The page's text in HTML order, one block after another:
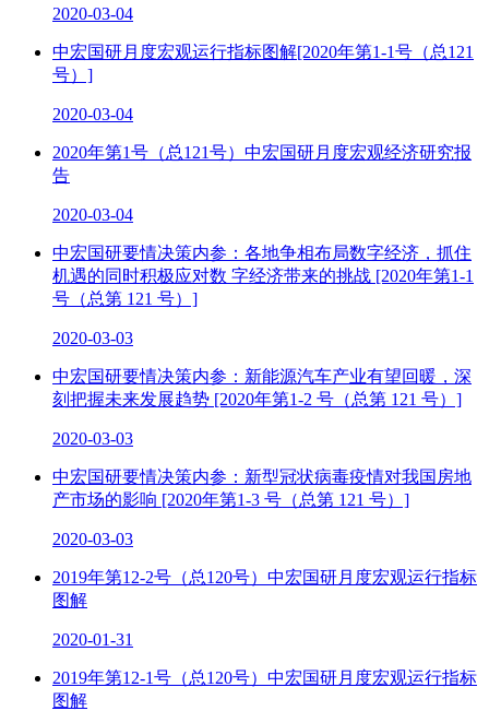
2020-03-04
中宏国研月度宏观运行指标图解[2020年第1-1号（总121
号）]
2020-03-04
2020年第1号（总121号）中宏国研月度宏观经济研究报
告
2020-03-04
中宏国研要情决策内参：各地争相布局数字经济，抓住
机遇的同时积极应对数 字经济带来的挑战 [2020年第1-1
号（总第 121 号）]
2020-03-03
中宏国研要情决策内参：新能源汽车产业有望回暖，深
刻把握未来发展趋势 [2020年第1-2 号（总第 121 号）]
2020-03-03
中宏国研要情决策内参：新型冠状病毒疫情对我国房地
产市场的影响 [2020年第1-3 号（总第 121 号）]
2020-03-03
2019年第12-2号（总120号）中宏国研月度宏观运行指标
图解
2020-01-31
2019年第12-1号（总120号）中宏国研月度宏观运行指标
图解